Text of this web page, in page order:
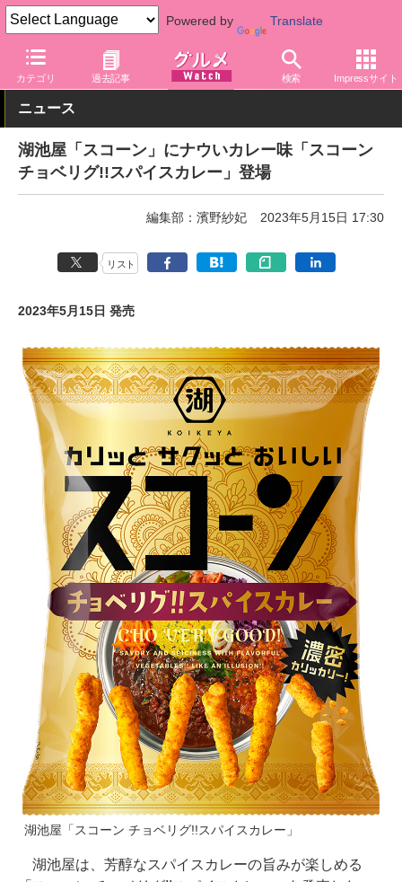
Powered by Translate
カテゴリ 過去記事 検索 Impressサイト
グルメ Watch メーカー 菓子 湖池屋
ニュース
湖池屋「スコーン」にナウいカレー味「スコーン
チョベリグ!!スパイスカレー」登場
編集部：濱野紗妃 2023年5月15日 17:30
リスト
2023年5月15日 発売
湖池屋「スコーン チョベリグ!!スパイスカレー」
湖池屋は、芳醇なスパイスカレーの旨みが楽しめる